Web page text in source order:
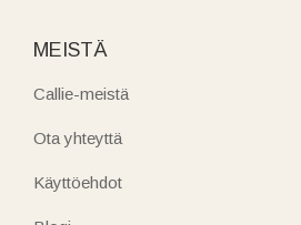
MEISTÄ
Callie-meistä
Ota yhteyttä
Käyttöehdot